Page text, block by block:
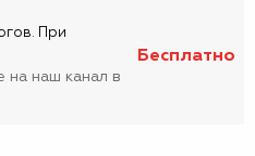
При
на наш канал в
Бесплатно